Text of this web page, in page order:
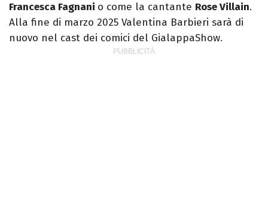
Francesca Fagnani o come la cantante Rose Villain.
Alla fine di marzo 2025 Valentina Barbieri sarà di
nuovo nel cast dei comici del GialappaShow.